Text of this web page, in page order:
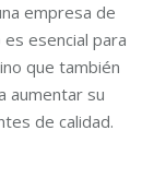
empresa de
esencial para
que también
aumentar su
de calidad.